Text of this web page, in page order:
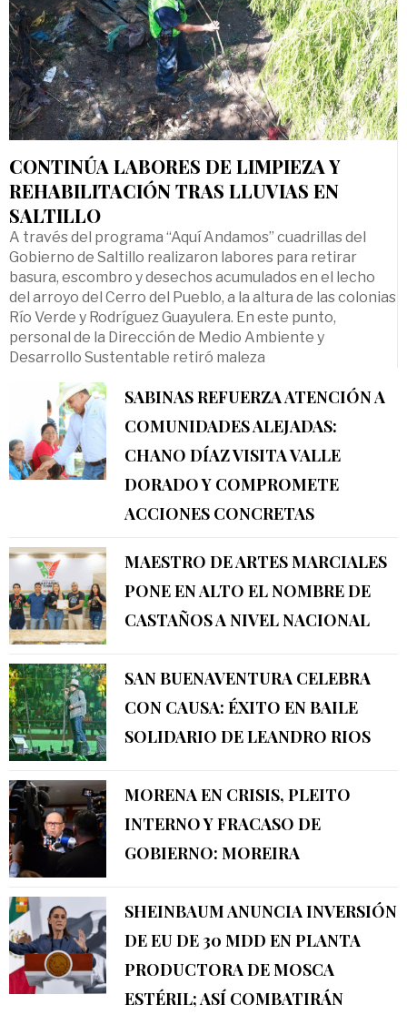
CONTINÚA LABORES DE LIMPIEZA Y
REHABILITACIÓN TRAS LLUVIAS EN
SALTILLO
A través del programa “Aquí Andamos” cuadrillas del
Gobierno de Saltillo realizaron labores para retirar
basura, escombro y desechos acumulados en el lecho
del arroyo del Cerro del Pueblo, a la altura de las colonias
Río Verde y Rodríguez Guayulera. En este punto,
personal de la Dirección de Medio Ambiente y
Desarrollo Sustentable retiró maleza
SABINAS REFUERZA ATENCIÓN A
COMUNIDADES ALEJADAS:
CHANO DÍAZ VISITA VALLE
DORADO Y COMPROMETE
ACCIONES CONCRETAS
MAESTRO DE ARTES MARCIALES
PONE EN ALTO EL NOMBRE DE
CASTAÑOS A NIVEL NACIONAL
SAN BUENAVENTURA CELEBRA
CON CAUSA: ÉXITO EN BAILE
SOLIDARIO DE LEANDRO RIOS
MORENA EN CRISIS, PLEITO
INTERNO Y FRACASO DE
GOBIERNO: MOREIRA
SHEINBAUM ANUNCIA INVERSIÓN
DE EU DE 30 MDD EN PLANTA
PRODUCTORA DE MOSCA
ESTÉRIL; ASÍ COMBATIRÁN